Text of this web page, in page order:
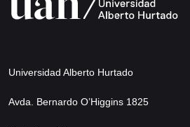
Universidad Alberto Hurtado
Avda. Bernardo O’Higgins 1825